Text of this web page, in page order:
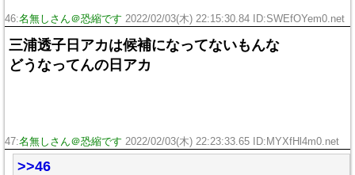
46:名無しさん＠恐縮です 2022/02/03(木) 22:15:30.84 ID:SWEfOYem0.net
三浦透子日アカは候補になってないもんな
どうなってんの日アカ
47:名無しさん＠恐縮です 2022/02/03(木) 22:23:33.65 ID:MYXfHl4m0.net
>>46